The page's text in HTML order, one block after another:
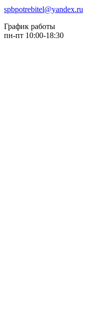
spbpotrebitel@yandex.ru
График работы
пн-пт 10:00-18:30